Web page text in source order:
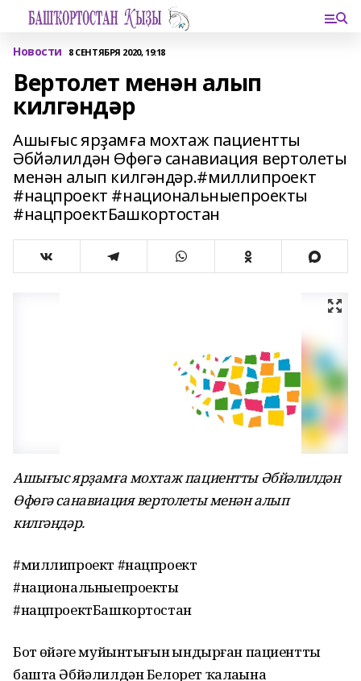
Новости 8 СЕНТЯБРЯ 2020, 19:18
Вертолет менән алып
килгәндәр
Ашығыс ярҙамға мохтаж пациентты
Әбйәлилдән Өфөгә санавиация вертолеты
менән алып килгәндәр.#миллипроект
#нацпроект #национальныепроекты
#нацпроектБашкортостан
Ашығыс ярҙамға мохтаж пациентты Әбйәлилдән
Өфөгә санавиация вертолеты менән алып
килгәндәр.
#миллипроект #нацпроект
#национальныепроекты
#нацпроектБашкортостан
Бот һөйәге муйынтығын һындырған пациентты
башта Әбйәлилдән Белорет ҡалаһына